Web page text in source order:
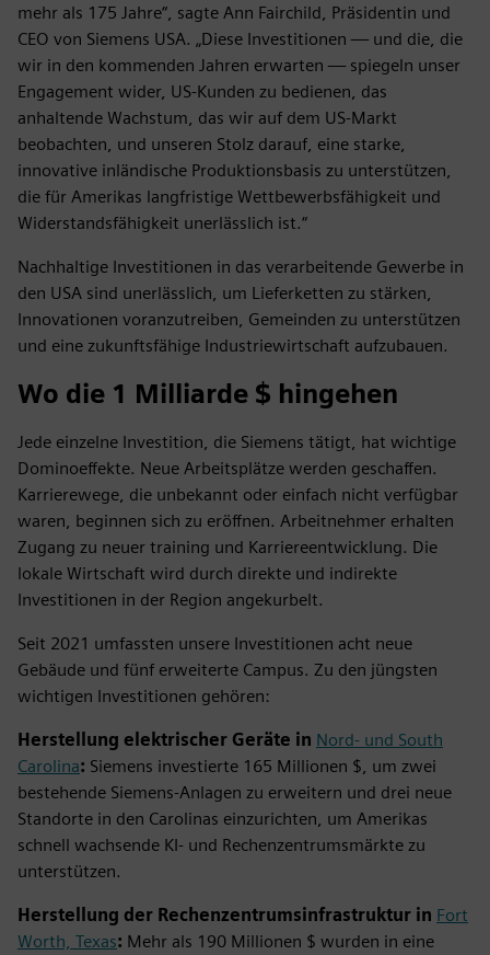
mehr als 175 Jahre“, sagte Ann Fairchild, Präsidentin und
CEO von Siemens USA. „Diese Investitionen — und die, die
wir in den kommenden Jahren erwarten — spiegeln unser
Engagement wider, US-Kunden zu bedienen, das
anhaltende Wachstum, das wir auf dem US-Markt
beobachten, und unseren Stolz darauf, eine starke,
innovative inländische Produktionsbasis zu unterstützen,
die für Amerikas langfristige Wettbewerbsfähigkeit und
Widerstandsfähigkeit unerlässlich ist.“
Nachhaltige Investitionen in das verarbeitende Gewerbe in
den USA sind unerlässlich, um Lieferketten zu stärken,
Innovationen voranzutreiben, Gemeinden zu unterstützen
und eine zukunftsfähige Industriewirtschaft aufzubauen.
Wo die 1 Milliarde $ hingehen
Jede einzelne Investition, die Siemens tätigt, hat wichtige
Dominoeffekte. Neue Arbeitsplätze werden geschaffen.
Karrierewege, die unbekannt oder einfach nicht verfügbar
waren, beginnen sich zu eröffnen. Arbeitnehmer erhalten
Zugang zu neuer training und Karriereentwicklung. Die
lokale Wirtschaft wird durch direkte und indirekte
Investitionen in der Region angekurbelt.
Seit 2021 umfassten unsere Investitionen acht neue
Gebäude und fünf erweiterte Campus. Zu den jüngsten
wichtigen Investitionen gehören:
Herstellung elektrischer Geräte in Nord- und South
Carolina: Siemens investierte 165 Millionen $, um zwei
bestehende Siemens-Anlagen zu erweitern und drei neue
Standorte in den Carolinas einzurichten, um Amerikas
schnell wachsende KI- und Rechenzentrumsmärkte zu
unterstützen.
Herstellung der Rechenzentrumsinfrastruktur in Fort
Worth, Texas: Mehr als 190 Millionen $ wurden in eine